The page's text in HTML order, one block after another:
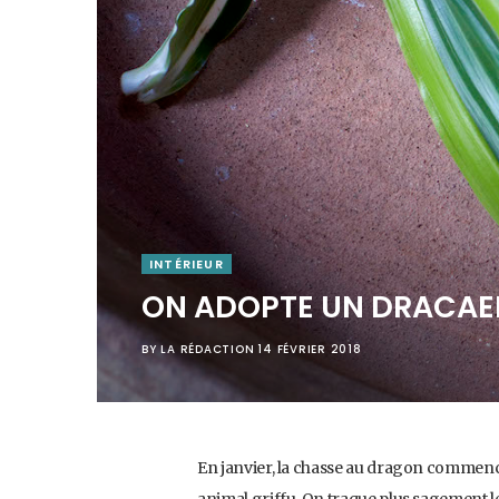
INTÉRIEUR
ON ADOPTE UN
BY LA RÉDACTION 14 FÉVRIER 2018
En janvier, la chasse au dragon